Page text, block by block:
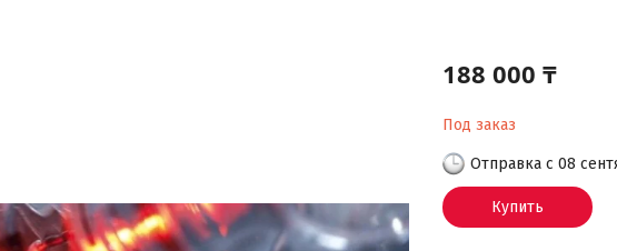
188 000 ₸
Под заказ
Отправка с 08
Купить